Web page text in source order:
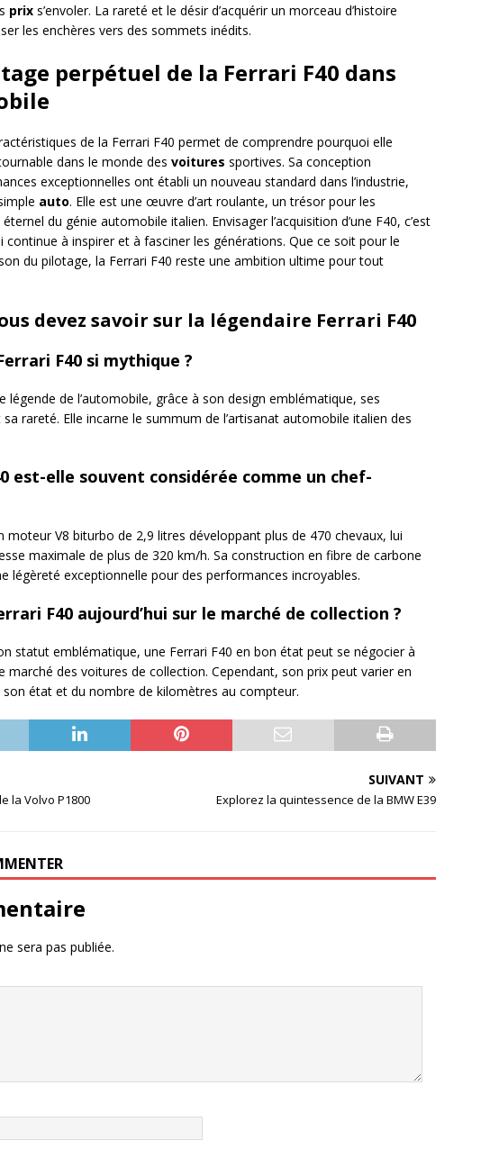
prix s’envoler. La rareté et le désir d’acquérir un morceau d’histoire
les enchères vers des sommets inédits.
perpétuel de la Ferrari F40 dans
de la Ferrari F40 permet de comprendre pourquoi elle
dans le monde des voitures sportives. Sa conception
exceptionnelles ont établi un nouveau standard dans l’industrie,
auto. Elle est une œuvre d’art roulante, un trésor pour les
du génie automobile italien. Envisager l’acquisition d’une F40, c’est
à inspirer et à fasciner les générations. Que ce soit pour le
du pilotage, la Ferrari F40 reste une ambition ultime pour tout
devez savoir sur la légendaire Ferrari F40
F40 si mythique ?
légende de l’automobile, grâce à son design emblématique, ses
rareté. Elle incarne le summum de l’artisanat automobile italien des
est-elle souvent considérée comme un chef-
moteur V8 biturbo de 2,9 litres développant plus de 470 chevaux, lui
maximale de plus de 320 km/h. Sa construction en fibre de carbone
légèreté exceptionnelle pour des performances incroyables.
F40 aujourd’hui sur le marché de collection ?
statut emblématique, une Ferrari F40 en bon état peut se négocier à
marché des voitures de collection. Cependant, son prix peut varier en
état et du nombre de kilomètres au compteur.
la Volvo P1800
SUIVANT
Explorez la quintessence de la BMW E39
sera pas publiée.